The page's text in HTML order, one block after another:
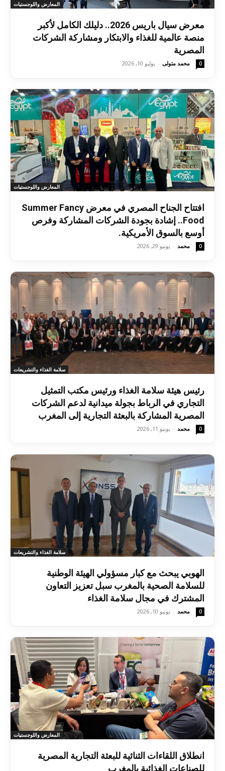
المعارض واللوجستيات
معرض سيال باريس 2026.. دليلك الكامل لأكبر
منصة عالمية للغذاء والابتكار ومشاركة الشركات
المصرية
محمد متولى - يوليو 10, 2026 0
المعارض واللوجستيات
افتتاح الجناح المصري في معرض Summer Fancy
Food.. إشادة بجودة الشركات المشاركة وفرص
أوسع بالسوق الأمريكية.
محمد - يونيو 29, 2026 0
سلامة الغذاء والتشريعات
رئيس هيئة سلامة الغذاء ورئيس مكتب التمثيل
التجاري في الرباط بجولة ميدانية لدعم الشركات
المصرية المشاركة بالبعثة التجارية إلى المغرب
محمد - يونيو 11, 2026 0
سلامة الغذاء والتشريعات
الهوبي يبحث مع كبار مسؤولي الهيئة الوطنية
للسلامة الصحية بالمغرب سبل تعزيز التعاون
المشترك في مجال سلامة الغذاء
محمد - يونيو 10, 2026 0
المعارض واللوجستيات
انطلاق اللقاءات الثنائية للبعثة التجارية المصرية
للصناعات الغذائية بالمغرب